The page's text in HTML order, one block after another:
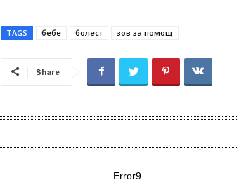
TAGS бебе болест зов за помощ
Share
Error9